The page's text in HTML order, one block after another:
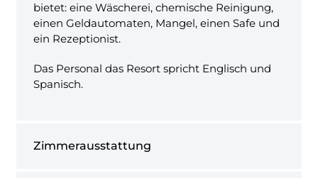
bietet: eine Wäscherei, chemische Reinigung,
einen Geldautomaten, Mangel, einen Safe und
ein Rezeptionist.
Das Personal das Resort spricht Englisch und
Spanisch.
Zimmerausstattung